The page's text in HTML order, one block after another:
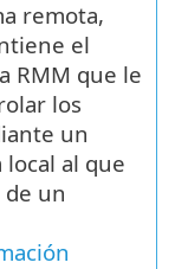
remota,
el
RMM que le
los
un
al que
de un